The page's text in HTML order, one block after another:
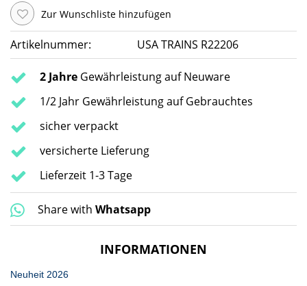
Zur Wunschliste hinzufügen
Artikelnummer: USA TRAINS R22206
2 Jahre Gewährleistung auf Neuware
1/2 Jahr Gewährleistung auf Gebrauchtes
sicher verpackt
versicherte Lieferung
Lieferzeit 1-3 Tage
Share with Whatsapp
INFORMATIONEN
Neuheit 2026